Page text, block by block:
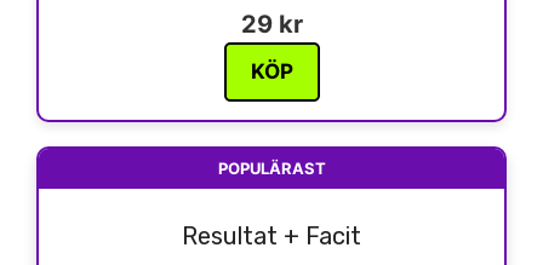
29 kr
KÖP
POPULÄRAST
Resultat + Facit